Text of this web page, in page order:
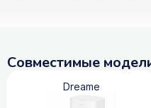
Совместимые
Dreame